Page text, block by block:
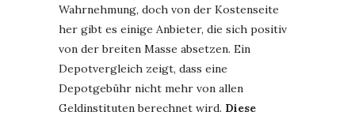
Wahrnehmung, doch von der Kostenseite
her gibt es einige Anbieter, die sich positiv
von der breiten Masse absetzen. Ein
Depotvergleich zeigt, dass eine
Depotgebühr nicht mehr von allen
Geldinstituten berechnet wird. Diese